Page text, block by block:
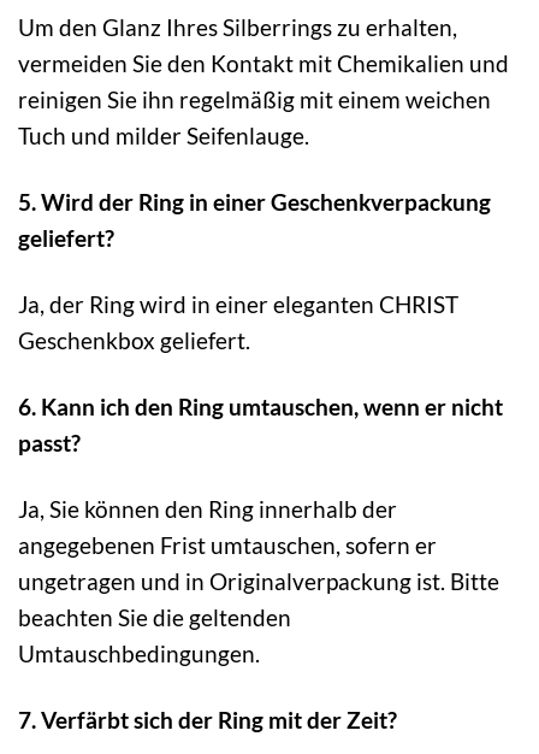
Um den Glanz Ihres Silberrings zu erhalten,
vermeiden Sie den Kontakt mit Chemikalien und
reinigen Sie ihn regelmäßig mit einem weichen
Tuch und milder Seifenlauge.
5. Wird der Ring in einer Geschenkverpackung
geliefert?
Ja, der Ring wird in einer eleganten CHRIST
Geschenkbox geliefert.
6. Kann ich den Ring umtauschen, wenn er nicht
passt?
Ja, Sie können den Ring innerhalb der
angegebenen Frist umtauschen, sofern er
ungetragen und in Originalverpackung ist. Bitte
beachten Sie die geltenden
Umtauschbedingungen.
7. Verfärbt sich der Ring mit der Zeit?